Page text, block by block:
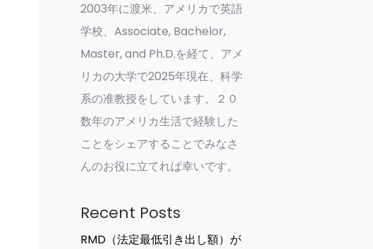
2003年に渡米、アメリカで英語
学校、Associate, Bachelor,
Master, and Ph.D.を経て、アメ
リカの大学で2025年現在、科学
系の准教授をしています。２０
数年のアメリカ生活で経験した
ことをシェアすることでみなさ
んのお役に立てれば幸いです。
Recent Posts
RMD（法定最低引き出し額）が